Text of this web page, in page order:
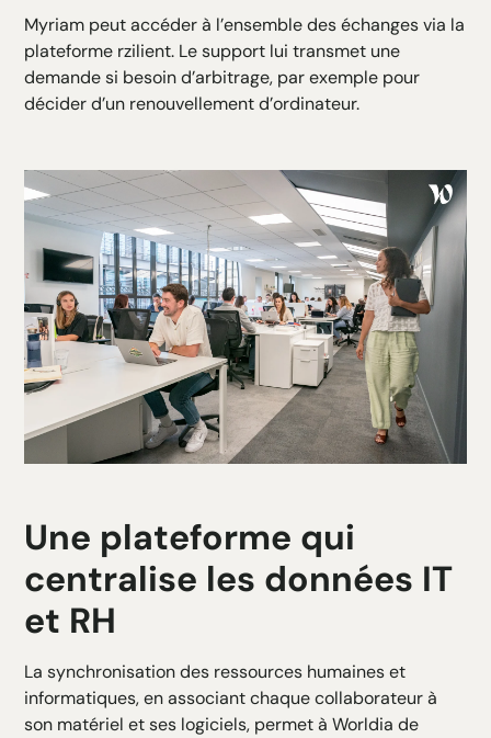
Myriam peut accéder à l’ensemble des échanges via la
plateforme rzilient. Le support lui transmet une
demande si besoin d’arbitrage, par exemple pour
décider d’un renouvellement d’ordinateur.
Une plateforme qui
centralise les données IT
et RH
La synchronisation des ressources humaines et
informatiques, en associant chaque collaborateur à
son matériel et ses logiciels, permet à Worldia de